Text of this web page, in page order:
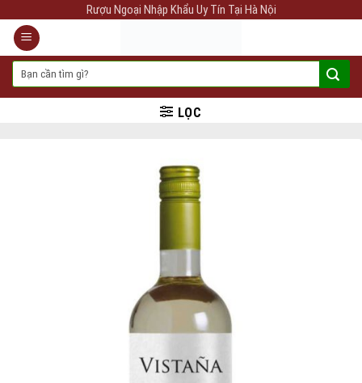
content
Rượu Ngoại Nhập Khẩu Uy Tín Tại Hà Nội
kiếm:
LỌC